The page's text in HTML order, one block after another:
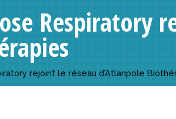
Respiratory
rejoint le réseau d’Atlanpole